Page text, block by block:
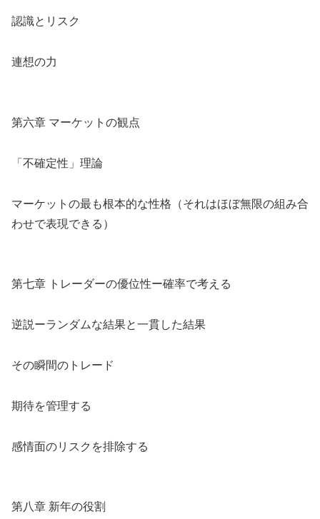
認識とリスク
連想の力
第六章 マーケットの観点
「不確定性」理論
マーケットの最も根本的な性格（それはほぼ無限の組み合
わせで表現できる）
第七章 トレーダーの優位性ー確率で考える
逆説ーランダムな結果と一貫した結果
その瞬間のトレード
期待を管理する
感情面のリスクを排除する
第八章 新年の役割